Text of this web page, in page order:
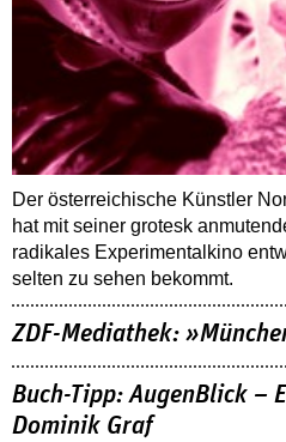
Der österreichische Künstler
hat mit seiner grotesk
radikales Experimentalkino
selten zu sehen bekommt.
ZDF-Mediathek:
Buch-Tipp: AugenBlick –
Dominik Graf